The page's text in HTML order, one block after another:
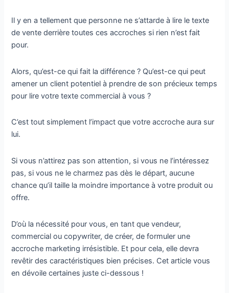
Il y en a tellement que personne ne s’attarde à lire le texte
de vente derrière toutes ces accroches si rien n’est fait
pour.
Alors, qu’est-ce qui fait la différence ? Qu’est-ce qui peut
amener un client potentiel à prendre de son précieux temps
pour lire votre texte commercial à vous ?
C’est tout simplement l’impact que votre accroche aura sur
lui.
Si vous n’attirez pas son attention, si vous ne l’intéressez
pas, si vous ne le charmez pas dès le départ, aucune
chance qu’il taille la moindre importance à votre produit ou
offre.
D’où la nécessité pour vous, en tant que vendeur,
commercial ou copywriter, de créer, de formuler une
accroche marketing irrésistible. Et pour cela, elle devra
revêtir des caractéristiques bien précises. Cet article vous
en dévoile certaines juste ci-dessous !